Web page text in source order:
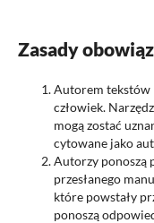
Zasady
Autorem tekstów
człowiek.
mogą zostać
cytowane jako
Autorzy ponoszą
przesłanego
które powstały
ponoszą